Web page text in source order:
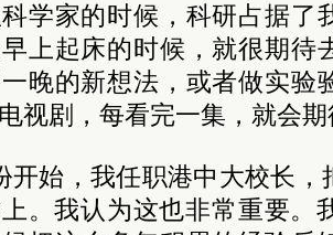
学家的时候，科研占据了
上起床的时候，就很期待
晚的新想法，或者做实验
视剧，每看完一集，就会
开始，我任职港中大校长
。我认为这也非常重要。